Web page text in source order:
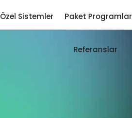
Özel Sistemler Paket Programlar
Referanslar